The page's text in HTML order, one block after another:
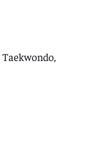
Taekwondo,